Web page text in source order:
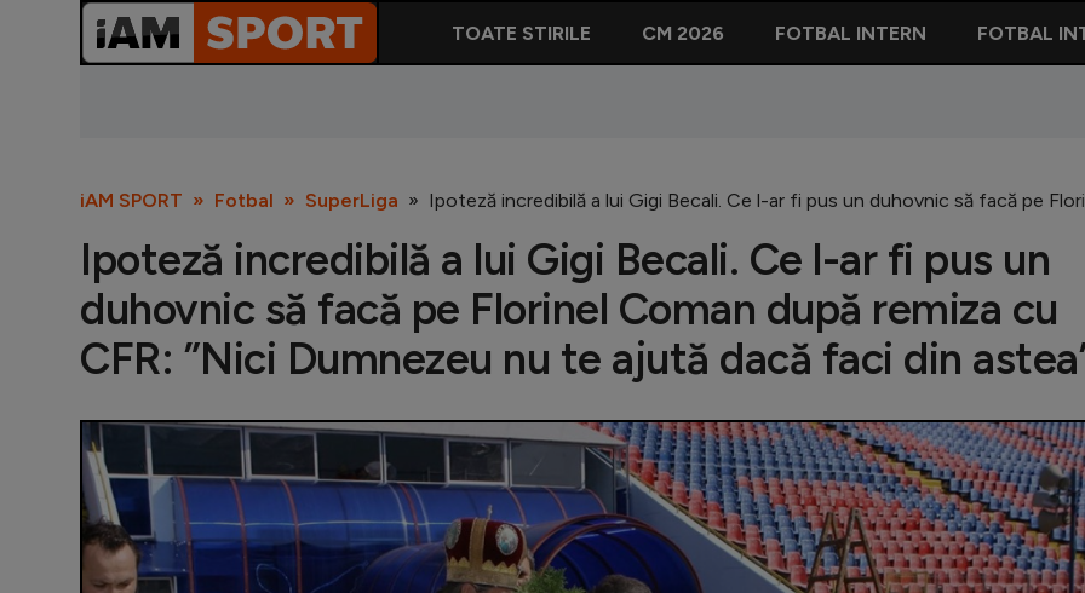
TOATE STIRILE CM 2026 FOTBAL INTERN FOTBAL
iAM SPORT Fotbal SuperLiga Ipoteză incredibilă a lui Gigi Becali. Ce l-ar fi pus un duhovnic să facă pe
Ipoteză incredibilă a lui Gigi Becali. Ce l-ar fi pus un
duhovnic să facă pe Florinel Coman după remiza cu
CFR: ”Nici Dumnezeu nu te ajută dacă faci din